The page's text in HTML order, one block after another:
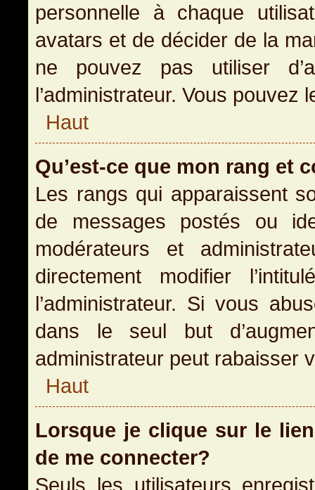
personnelle à chaque
avatars et de décider de la
ne pouvez pas utiliser
l’administrateur. Vous
Haut
Qu’est-ce que mon rang et
Les rangs qui apparaissent
de messages postés ou
modérateurs et
directement modifier
l’administrateur. Si vous
dans le seul but
administrateur peut rabaisser
Haut
Lorsque je clique sur le
de me connecter?
Seuls les utilisateurs